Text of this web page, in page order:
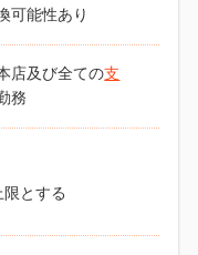
可能性あり
店及び全ての支
務
とする